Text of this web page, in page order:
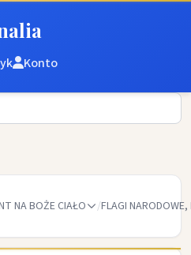
Konto
NA BOŻE CIAŁO /FLAGI